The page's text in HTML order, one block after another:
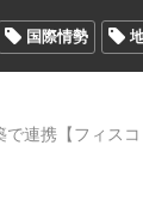
国際情勢
連携【フィスコ